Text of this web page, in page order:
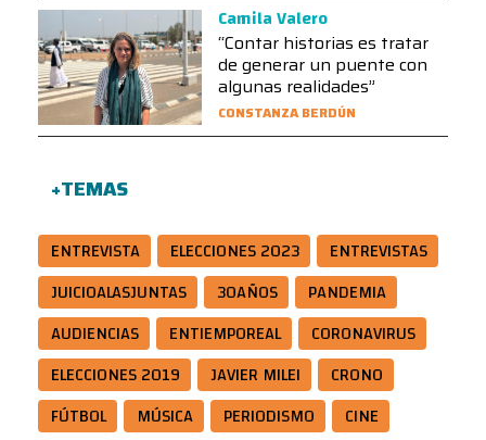
Camila Valero
“Contar historias es tratar
de generar un puente con
algunas realidades”
CONSTANZA BERDÚN
+TEMAS
ENTREVISTA ELECCIONES 2023
ENTREVISTAS
JUICIOALASJUNTAS
30AÑOS
PANDEMIA
AUDIENCIAS
ENTIEMPOREAL
CORONAVIRUS
ELECCIONES 2019
JAVIER MILEI
CRONO
FÚTBOL
MÚSICA PERIODISMO
CINE